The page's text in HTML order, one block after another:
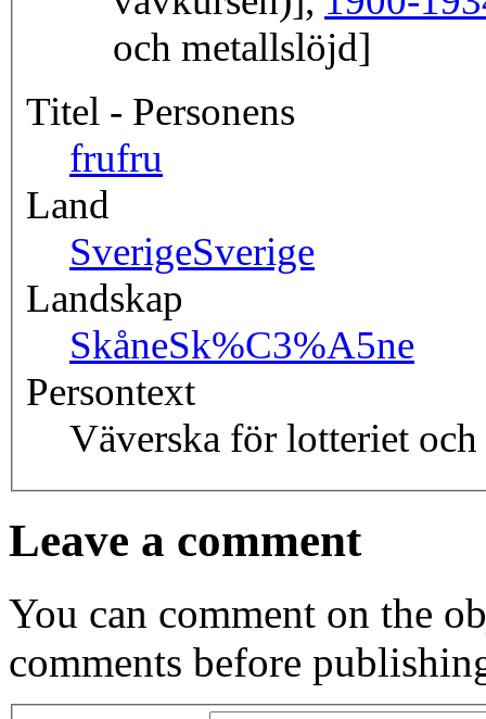
och metallslöjd]
Titel - Personens
frufru
Land
SverigeSverige
Landskap
SkåneSk%C3%A5ne
Persontext
Väverska för lotteriet
Leave a comment
You can comment on the
comments before